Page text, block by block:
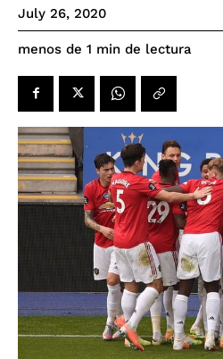
July 26, 2020
menos de 1 min de lectura